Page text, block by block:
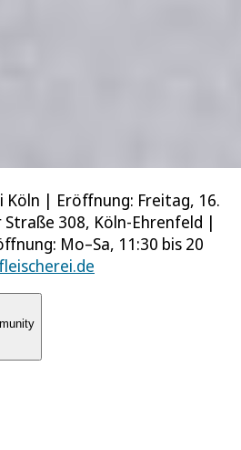
Köln | Eröffnung: Freitag, 16.
308, Köln-Ehrenfeld |
Mo–Sa, 11:30 bis 20